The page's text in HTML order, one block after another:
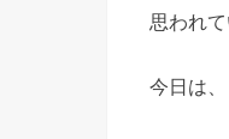
思われ
今日は